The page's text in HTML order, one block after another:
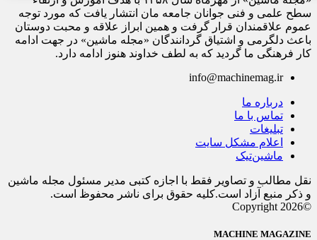
سطح علمی و فنی جوانان جامعه مان انتشار یافت که مورد توجه
عموم علاقمندان قرار گرفت و همین ابراز علاقه و محبت دوستان
باعث دلگرمی و اشتیاق گردانندگان «مجله ماشین» در جهت ادامه
کار فرهنگی ما گردید که به لطف خداوند هنوز ادامه دارد.
info@machinemag.ir
درباره ما
تماس با ما
تبلیغات
اعلام مشکل سایت
ماشین‌تیک
نقل مطالب و تصاویر فقط با اجازه کتبی مدیر مسئول مجله ماشین
و ذکر منبع آزاد است.کلیه حقوق برای ناشر محفوظ است.
©Copyright 2026
MACHINE MAGAZINE